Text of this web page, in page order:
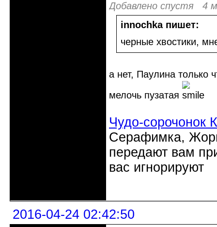
Добавлено спустя 4
innochka пишет:
черные хвостики,
а нет, Паулина только
мелочь пузатая
Чудо-сорочонок
Серафимка,
передают вам
вас игнорируют
2016-04-24 02:42:50